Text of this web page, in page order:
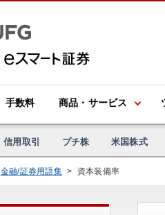
手数料 商品・サービス
信用取引 プチ株 米国株式
金融/証券用語集 > 資本装備率